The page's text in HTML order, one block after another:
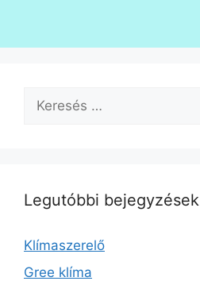
Keresés:
Legutóbbi bejegyzések
Klímaszerelő
Gree klíma